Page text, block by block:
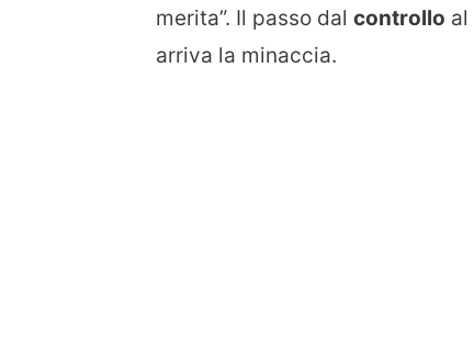
merita”. Il passo dal controllo al
arriva la minaccia.